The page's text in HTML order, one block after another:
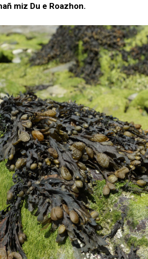
miz Du e Roazhon.